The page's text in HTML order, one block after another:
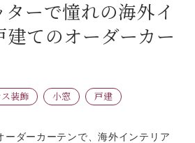
ターで憧れの海外イ
てのオーダーカー
装飾 小窓 戸建
ーダーカーテンで、海外インテリア